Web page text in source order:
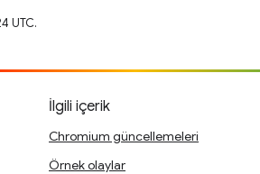
UTC.
İlgili içerik
Chromium güncellemeleri
Örnek olaylar